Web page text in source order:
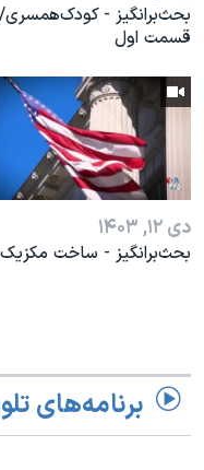
بحث‌برانگيز - کودک‌همسری/
قسمت اول
دی ۱۲, ۱۴۰۳
بحث‌برانگيز - ساخت مکزیک
برنامه‌های